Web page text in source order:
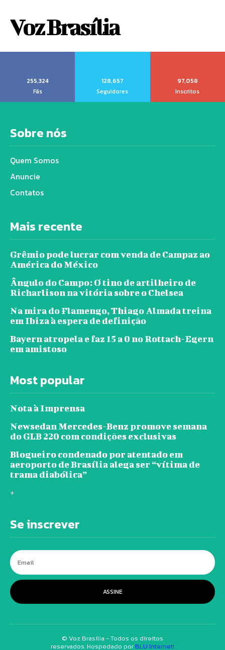
Voz Brasília
255,324
Fãs
128,657
Seguidores
97,058
Inscritos
Sobre nós
Quem Somos
Anuncie
Contatos
Mais recente
Grêmio pode lucrar com venda de Campaz ao
América do México
Ângulo do Campo: O tino de artilheiro de
Richarlison na vitória sobre o Chelsea
Na mira do Flamengo, Thiago Almada treina
em Ibiza à espera de definição
Bayern atropela e faz 15 a 0 no Rottach-Egern
em amistoso
Most popular
Nota à Imprensa
Newsedan Mercedes-Benz promove semana
do GLB 220 com condições exclusivas
Blogueiro condenado por atentado em
aeroporto de Brasília alega ser “vítima de
trama diabólica”
+
Se inscrever
ASSINE
© Voz Brasília - Todos os direitos
reservados. Hospedado porBLU Internet!